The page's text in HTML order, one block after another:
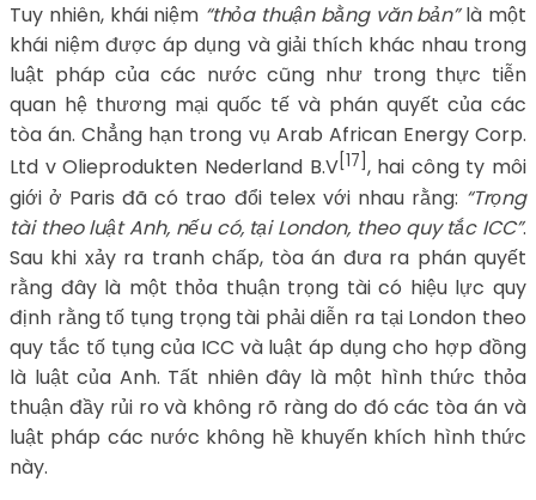
Tuy nhiên, khái niệm “thỏa thuận bằng văn bản”là một
khái niệm được áp dụng và giải thích khác nhau trong
luật pháp của các nước cũng như trong thực tiễn
quan hệ thương mại quốc tế và phán quyết của các
tòa án. Chẳng hạn trong vụ Arab African Energy Corp.
Ltd v Olieprodukten Nederland B.V[17] , hai công ty môi
giới ở Paris đã có trao đổi telex với nhau rằng: “Trọng
tài theo luật Anh, nếu có, tại London, theo quy tắc ICC”.
Sau khi xảy ra tranh chấp, tòa án đưa ra phán quyết
rằng đây là một thỏa thuận trọng tài có hiệu lực quy
định rằng tố tụng trọng tài phải diễn ra tại London theo
quy tắc tố tụng của ICC và luật áp dụng cho hợp đồng
là luật của Anh. Tất nhiên đây là một hình thức thỏa
thuận đầy rủi ro và không rõ ràng do đó các tòa án và
luật pháp các nước không hề khuyến khích hình thức
này.